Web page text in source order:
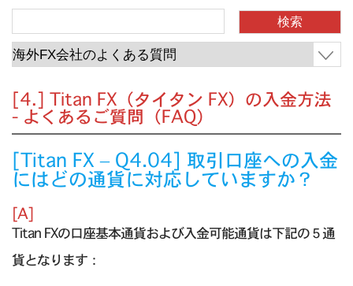
[4.] Titan FX（タイタン FX）の入金方法
- よくあるご質問（FAQ）
[Titan FX – Q4.04] 取引口座への入金
にはどの通貨に対応していますか？
[A]
Titan FXの口座基本通貨および入金可能通貨は下記の５通
貨となります：